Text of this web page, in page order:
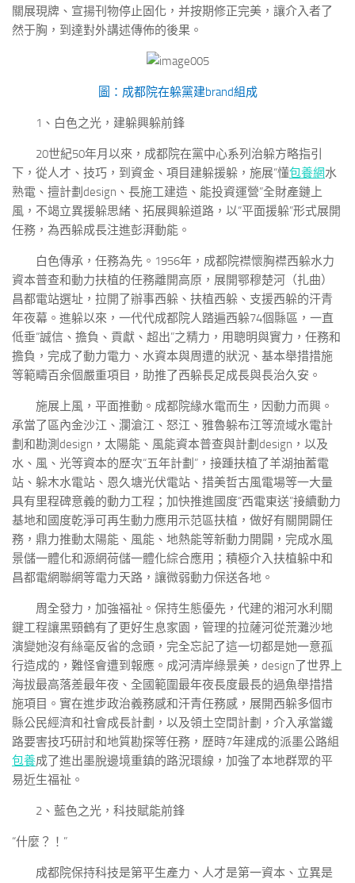
關展現牌、宣揚刊物停止固化，并按期修正完美，讓介入者了
然于胸，到達對外講述傳佈的後果。
圖：成都院在躲黨建brand組成
1、白色之光，建躲興躲前鋒
20世紀50年月以來，成都院在黨中心系列治躲方略指引
下，從人才、技巧，到資金、項目建躲援躲，施展“懂包養網水
熟電、擅計劃design、長施工建造、能投資運營”全財產鏈上
風，不竭立異援躲思緒、拓展興躲道路，以“平面援躲”形式展開
任務，為西躲成長注進彭湃動能。
白色傳承，任務為先。1956年，成都院襟懷胸襟西躲水力
資本普查和動力扶植的任務離開高原，展開鄂穆楚河（扎曲）
昌都電站選址，拉開了辦事西躲、扶植西躲、支援西躲的汗青
年夜幕。進躲以來，一代代成都院人踏遍西躲74個縣區，一直
低垂“誠信、擔負、貢獻、超出”之精力，用聰明與實力，任務和
擔負，完成了動力電力、水資本與周遭的狀況、基本舉措措施
等範疇百余個嚴重項目，助推了西躲長足成長與長治久安。
施展上風，平面推動。成都院緣水電而生，因動力而興。
承當了區內金沙江、瀾滄江、怒江、雅魯躲布江等流域水電計
劃和勘測design，太陽能、風能資本普查與計劃design，以及
水、風、光等資本的歷次“五年計劃”，接踵扶植了羊湖抽蓄電
站、躲木水電站、恩久塘光伏電站、措美哲古風電場等一大量
具有里程碑意義的動力工程；加快推進國度“西電東送”接續動力
基地和國度乾淨可再生動力應用示范區扶植，做好有關開闢任
務，鼎力推動太陽能、風能、地熱能等新動力開闢，完成水風
景儲一體化和源網荷儲一體化綜合應用；積極介入扶植躲中和
昌都電網聯網等電力天路，讓微弱動力保送各地。
周全發力，加強福祉。保持生態優先，代建的湘河水利關
鍵工程讓黑頸鶴有了更好生息家園，管理的拉薩河從荒灘沙地
演變她沒有絲毫反省的念頭，完全忘記了這一切都是她一意孤
行造成的，難怪會遭到報應。成河清岸綠景美，design了世界上
海拔最高落差最年夜、全國範圍最年夜長度最長的過魚舉措措
施項目。實在進步政治義務感和汗青任務感，展開西躲多個市
縣公民經濟和社會成長計劃，以及領土空間計劃，介入承當鐵
路要害技巧研討和地質勘探等任務，歷時7年建成的派墨公路組
包養成了進出墨脫邊境重鎮的路況環線，加強了本地群眾的平
易近生福祉。
2、藍色之光，科技賦能前鋒
“什麼？！”
成都院保持科技是第平生產力、人才是第一資本、立異是